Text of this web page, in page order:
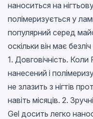
наноситься на
полімеризується у
популярний серед
оскільки він має
1. Довговічність.
нанесений і
не злазить з нігтів
навіть місяців. 2.
Gel досить легко